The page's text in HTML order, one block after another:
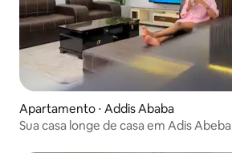
Apartamento ⋅ Addis Ababa
Sua casa longe de casa em Adis Abeba